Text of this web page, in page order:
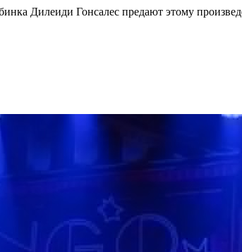
Дилеиди Гонсалес предают этому